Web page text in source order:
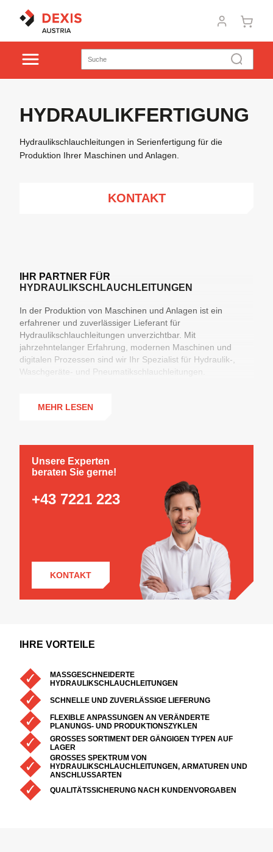
HYDRAULIKFERTIGUNG
Hydraulikschlauchleitungen in Serienfertigung für die
Produktion Ihrer Maschinen und Anlagen.
KONTAKT
IHR PARTNER FÜR
HYDRAULIKSCHLAUCHLEITUNGEN
In der Produktion von Maschinen und Anlagen ist ein
erfahrener und zuverlässiger Lieferant für
Hydraulikschlauchleitungen unverzichtbar. Mit
jahrzehntelanger Erfahrung, modernen Maschinen und
digitalen Prozessen sind wir Ihr Spezialist für Hydraulik-,
Waschgeräte- und Pneumatikschlauchleitungen.
Produktion von über einer Million
spezifischen Kundenanforderungen. Unsere hohe
Lagerverfügbarkeit und Flexibilität garantieren eine schnelle
Besonderen Wert legen wir auf Sicherheit und Qualität: Mit
umfassender Qualitätssicherung und maßgeschneiderten
Schlauchschutzlösungen nach Kundenvorgaben setzen wir
Standards, die Ihre Prozesse sicher und effizient machen –
von Kleinserien bis hin zu Großserienfertigung.
MEHR LESEN
Unsere Experten
beraten Sie gerne!
+43 7221 223
KONTAKT
IHRE VORTEILE
MASSGESCHNEIDERTE H
YDRAULIKSCHLAUCHLEITUNGEN
SCHNELLE UND ZUVERLÄSSIGE LIEFERUNG
FLEXIBLE ANPASSUNGEN AN VERÄNDERTE
PLANUNGS- UND PRODUKTIONSZYKLEN
GROSSES SORTIMENT DER GÄNGIGEN TYPEN AUF L
AGER
GROSSES SPEKTRUM VON H
YDRAULIKSCHLAUCHLEITUNGEN, ARMATUREN UND A
NSCHLUSSARTEN
QUALITÄTSSICHERUNG NACH KUNDENVORGABEN